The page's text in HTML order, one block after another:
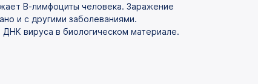
В-лимфоциты человека. Заражение
и с другими заболеваниями.
вируса в биологическом материале.